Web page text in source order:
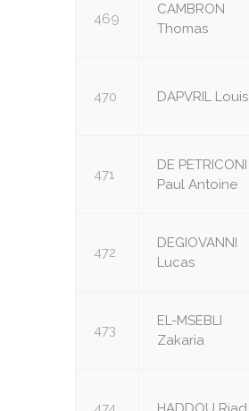
469
CAMBRON
Thomas
470 DAPVRIL Louis
471
DE PETRICONI
Paul Antoine
472
DEGIOVANNI
Lucas
473
EL-MSEBLI
Zakaria